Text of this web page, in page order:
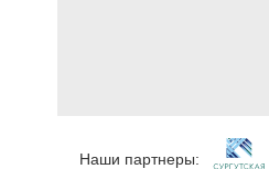
Наши партнеры: